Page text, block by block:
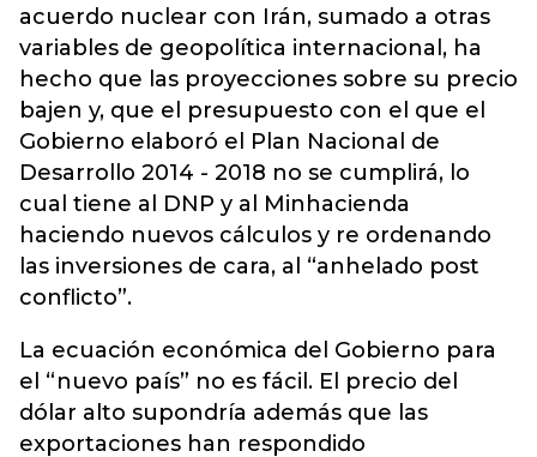
acuerdo nuclear con Irán, sumado a otras
variables de geopolítica internacional, ha
hecho que las proyecciones sobre su precio
bajen y, que el presupuesto con el que el
Gobierno elaboró el Plan Nacional de
Desarrollo 2014 - 2018 no se cumplirá, lo
cual tiene al DNP y al Minhacienda
haciendo nuevos cálculos y re ordenando
las inversiones de cara, al “anhelado post
conflicto”.
La ecuación económica del Gobierno para
el “nuevo país” no es fácil. El precio del
dólar alto supondría además que las
exportaciones han respondido